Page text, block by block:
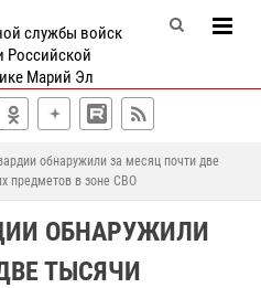
службы войск
Российской
Марий Эл
обнаружили за месяц почти две
предметов в зоне СВО
ОБНАРУЖИЛИ
ТЫСЯЧИ